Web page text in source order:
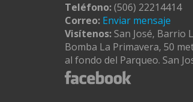
Teléfono:(506) 22214414
Correo: Enviar mensaje
Visítenos: San José, Barrio
Bomba La Primavera, 50
al fondo del Parqueo. San